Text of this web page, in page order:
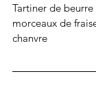
Tartiner de
morceaux de
chanvre